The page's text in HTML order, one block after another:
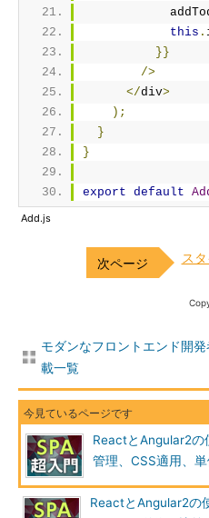
this .
}}
/>
</div>
);
}
}
export default
Add.js
ス
モダンなフロントエンド開
載一覧
ReactとAngular2の
管理、CSS適用、
ReactとAngular2の